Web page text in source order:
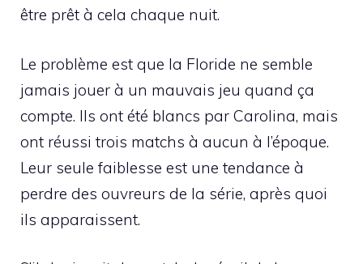
être prêt à cela chaque nuit.
Le problème est que la Floride ne semble
jamais jouer à un mauvais jeu quand ça
compte. Ils ont été blancs par Carolina, mais
ont réussi trois matchs à aucun à l’époque.
Leur seule faiblesse est une tendance à
perdre des ouvreurs de la série, après quoi
ils apparaissent.